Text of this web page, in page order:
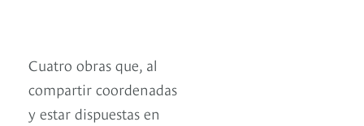
Cuatro obras que, al
compartir coordenadas
y estar dispuestas en